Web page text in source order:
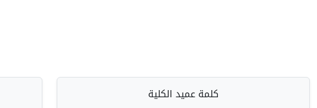
كلمة عميد الكلية